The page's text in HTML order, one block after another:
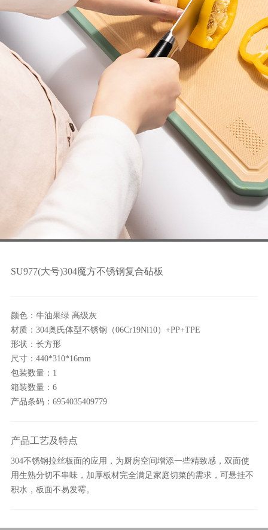
SU977(大号)304魔方不锈钢复合砧板
颜色：牛油果绿 高级灰
材质：304奥氏体型不锈钢（06Cr19Ni10）+PP+TPE
形状：长方形
尺寸：440*310*16mm
包装数量：1
箱装数量：6
产品条码：6954035409779
产品工艺及特点
304不锈钢拉丝板面的应用，为厨房空间增添一些精致感，双面使
用生熟分切不串味，加厚板材完全满足家庭切菜的需求，可悬挂不
积水，板面不易发霉。